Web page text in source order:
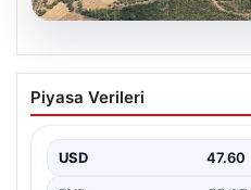
Muğla Yatağan’da
Piyasa Verileri
USD 47.60